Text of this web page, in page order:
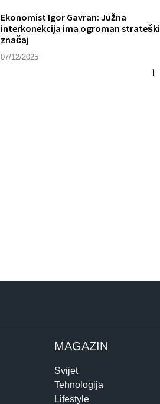
Ekonomist Igor Gavran: Južna
interkonekcija ima ogroman strateški
značaj
07/12/2025
1
MAGAZIN
Svijet
Tehnologija
Lifestyle